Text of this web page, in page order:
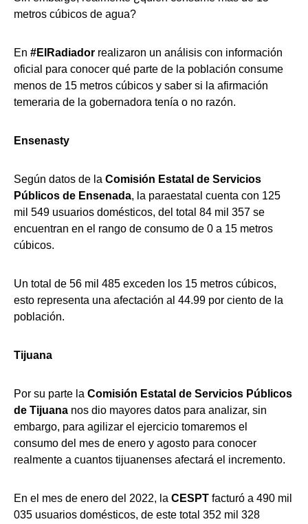
metros cúbicos de agua?
En #ElRadiador realizaron un análisis con información
oficial para conocer qué parte de la población consume
menos de 15 metros cúbicos y saber si la afirmación
temeraria de la gobernadora tenía o no razón.
Ensenasty
Según datos de la Comisión Estatal de Servicios
Públicos de Ensenada, la paraestatal cuenta con 125
mil 549 usuarios domésticos, del total 84 mil 357 se
encuentran en el rango de consumo de 0 a 15 metros
cúbicos.
Un total de 56 mil 485 exceden los 15 metros cúbicos,
esto representa una afectación al 44.99 por ciento de la
población.
Tijuana
Por su parte la Comisión Estatal de Servicios Públicos
de Tijuana nos dio mayores datos para analizar, sin
embargo, para agilizar el ejercicio tomaremos el
consumo del mes de enero y agosto para conocer
realmente a cuantos tijuanenses afectará el incremento.
En el mes de enero del 2022, la CESPT facturó a 490 mil
035 usuarios domésticos, de este total 352 mil 328